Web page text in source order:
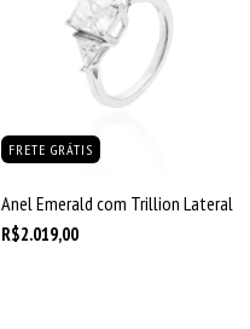
FRETE GRÁTIS
Anel Emerald com Trillion Lateral
R$2.019,00